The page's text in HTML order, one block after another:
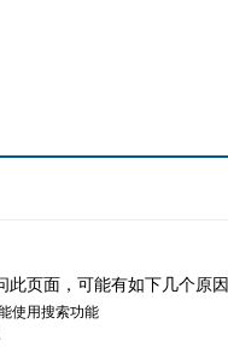
此页面，可能有如下几个原因
使用搜索功能